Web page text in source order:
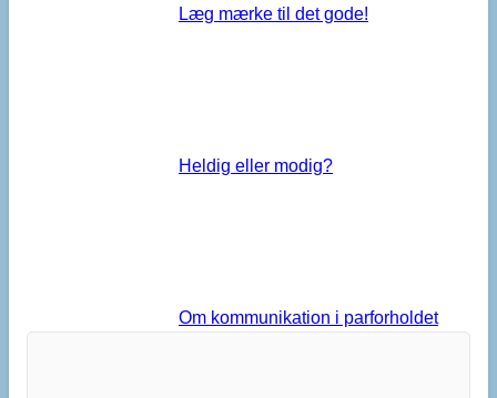
Læg mærke til det gode!
Heldig eller modig?
Om kommunikation i parforholdet